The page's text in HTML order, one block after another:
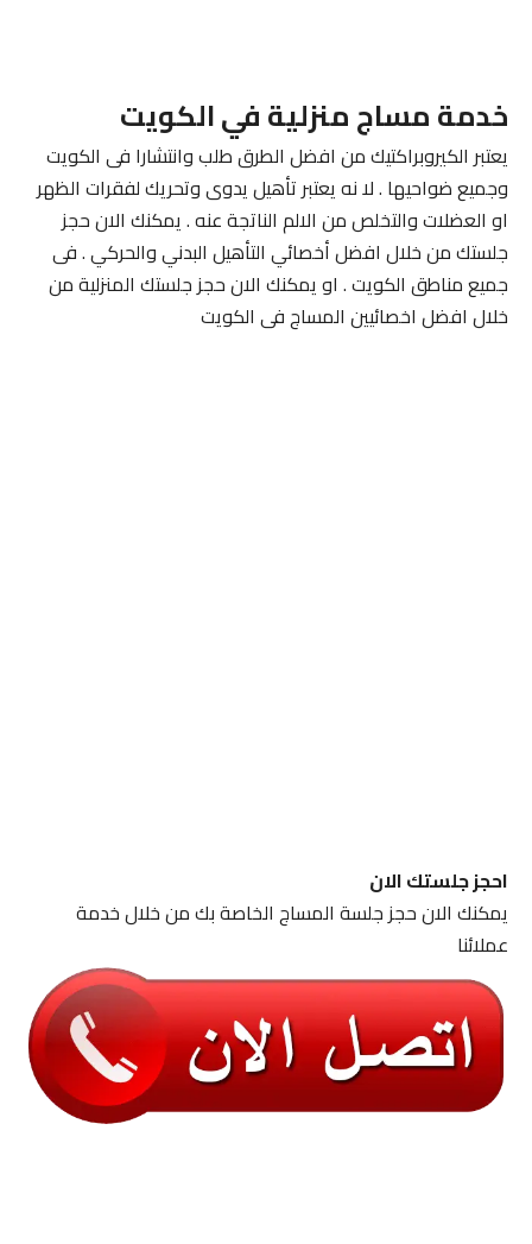
خدمة مساج منزلية في الكويت
يعتبر الكيروبراكتيك من افضل الطرق طلب وانتشارا فى الكويت
وجميع ضواحيها . لا نه يعتبر تأهيل يدوى وتحريك لفقرات الظهر
او العضلات والتخلص من الالم الناتجة عنه . يمكنك الان حجز
جلستك من خلال افضل أخصائي التأهيل البدني والحركي . فى
جميع مناطق الكويت . او يمكنك الان حجز جلستك المنزلية من
خلال افضل اخصائيين المساج فى الكويت
احجز جلستك الان
يمكنك الان حجز جلسة المساج الخاصة بك من خلال خدمة
عملائنا